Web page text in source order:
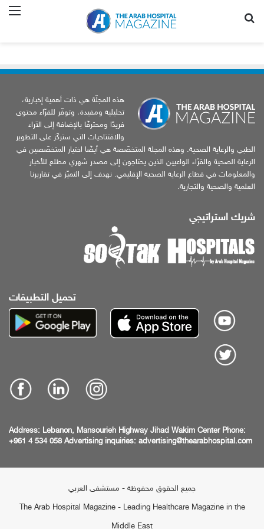
هذه المجلّة هي ذات أهمية إخبارية،
تحليلية ومفيدة، وتوفّر للقرّاء محتوى
فريدًا ومحترفًا بالإضافة إلى الآراء
والافتتاحيات التي ستركّز على التطوير
الطبي والرعاية الصحية. وهذه المجلة المتخصّصة هي أيضًا اختيار المتخصّصين في
الرعاية الصحية والقرّاء الواعيين الذين يحتاجون إلى مصدر شهري مطلع للأخبار
والمعلومات في قطاع الرعاية الصحية الإقليمي. نهدف إلى التميّز في تقاريرنا
العلمية والصحية والتجارية.
شريك استراتيجي
تحميل التطبيقات
Address: Lebanon, Mansourieh Highway Jihad Wakim Center Phone:
+961 4 534 058 Advertising inquiries: advertising@thearabhospital.com
جميع الحقوق محفوظة - مستشفى العربي
The Arab Hospital Magazine - Leading Healthcare Magazine in the
Middle East